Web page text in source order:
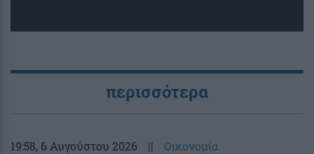
περισσότερα
19:58, 6 Αυγούστου 2026 || Οικονομία